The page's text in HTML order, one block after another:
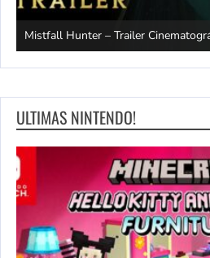
Mistfall Hunter – Trailer
ULTIMAS NINTENDO!